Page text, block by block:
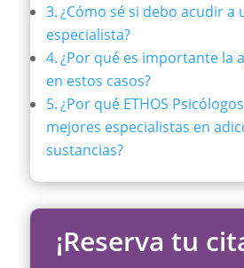
¿Cómo sé si debo acudir a
especialista?
¿Por qué es importante la
en estos casos?
¿Por qué ETHOS
mejores especialistas en
sustancias?
¡Reserva tu